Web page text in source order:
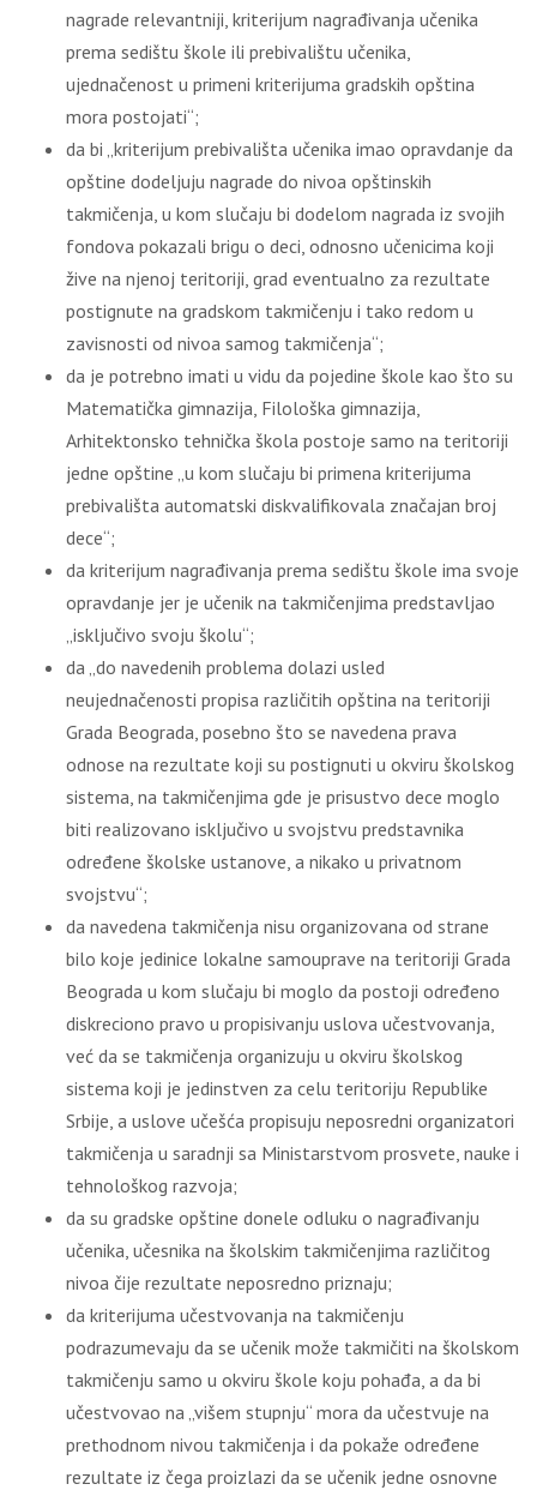
nagrade relevantniji, kriterijum nagrađivanja učenika
prema sedištu škole ili prebivalištu učenika,
ujednačenost u primeni kriterijuma gradskih opština
mora postojati“;
da bi „kriterijum prebivališta učenika imao opravdanje da
opštine dodeljuju nagrade do nivoa opštinskih
takmičenja, u kom slučaju bi dodelom nagrada iz svojih
fondova pokazali brigu o deci, odnosno učenicima koji
žive na njenoj teritoriji, grad eventualno za rezultate
postignute na gradskom takmičenju i tako redom u
zavisnosti od nivoa samog takmičenja“;
da je potrebno imati u vidu da pojedine škole kao što su
Matematička gimnazija, Filološka gimnazija,
Arhitektonsko tehnička škola postoje samo na teritoriji
jedne opštine „u kom slučaju bi primena kriterijuma
prebivališta automatski diskvalifikovala značajan broj
dece“;
da kriterijum nagrađivanja prema sedištu škole ima svoje
opravdanje jer je učenik na takmičenjima predstavljao
„isključivo svoju školu“;
da „do navedenih problema dolazi usled
neujednačenosti propisa različitih opština na teritoriji
Grada Beograda, posebno što se navedena prava
odnose na rezultate koji su postignuti u okviru školskog
sistema, na takmičenjima gde je prisustvo dece moglo
biti realizovano isključivo u svojstvu predstavnika
određene školske ustanove, a nikako u privatnom
svojstvu“;
da navedena takmičenja nisu organizovana od strane
bilo koje jedinice lokalne samouprave na teritoriji Grada
Beograda u kom slučaju bi moglo da postoji određeno
diskreciono pravo u propisivanju uslova učestvovanja,
već da se takmičenja organizuju u okviru školskog
sistema koji je jedinstven za celu teritoriju Republike
Srbije, a uslove učešća propisuju neposredni organizatori
takmičenja u saradnji sa Ministarstvom prosvete, nauke i
tehnološkog razvoja;
da su gradske opštine donele odluku o nagrađivanju
učenika, učesnika na školskim takmičenjima različitog
nivoa čije rezultate neposredno priznaju;
da kriterijuma učestvovanja na takmičenju
podrazumevaju da se učenik može takmičiti na školskom
takmičenju samo u okviru škole koju pohađa, a da bi
učestvovao na „višem stupnju“ mora da učestvuje na
prethodnom nivou takmičenja i da pokaže određene
rezultate iz čega proizlazi da se učenik jedne osnovne